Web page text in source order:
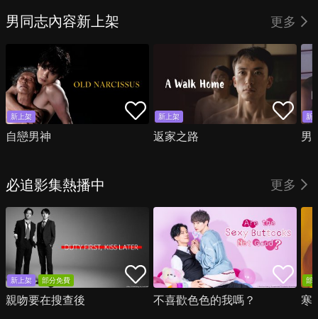
男同志內容新上架 更多
新上架
自戀男神
新上架
返家之路
新
男
必追影集熱播中 更多
新上架 部分免費
親吻要在搜查後 不喜歡色色的我嗎？
部
寒